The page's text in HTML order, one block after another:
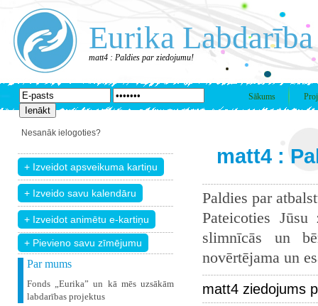
Eurika Labdarība
matt4 : Paldies par ziedojumu!
Sākums
Nesanāk ielogoties?
+ Pievieno savu zīmējumu
Par mums
Fonds „Eurika” un kā mēs uzsākām
labdarības projektus
matt4 :
Paldies par
Pateicoties
slimnīcās un
novērtējama un
matt4 ziedojums